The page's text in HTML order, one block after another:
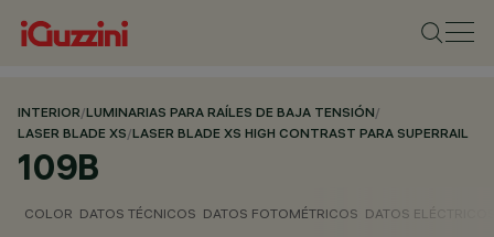
INTERIOR/LUMINARIAS PARA RAÍLES DE BAJA TENSIÓN/
LASER BLADE XS/LASER BLADE XS HIGH CONTRAST PARA SUPERRAIL
109B
COLOR DATOS TÉCNICOS DATOS FOTOMÉTRICOS DATOS